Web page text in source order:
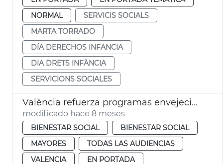
NORMAL
SERVICIS SOCIALS
MARTA TORRADO
DÍA DERECHOS INFANCIA
DIA DRETS INFÀNCIA
SERVICIONS SOCIALES
València refuerza programas envejecimiento activo
modificado hace 8 meses
BIENESTAR SOCIAL
BIENESTAR SOCIAL
MAYORES
TODAS LAS AUDIENCIAS
VALENCIA
EN PORTADA